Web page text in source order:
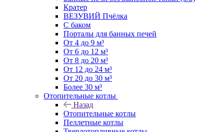
Кратер
ВЕЗУВИЙ Пчёлка
С баком
Порталы для банных печей
От 4 до 9 м³
От 6 до 12 м³
От 8 до 20 м³
От 12 до 24 м³
От 20 до 30 м³
Более 30 м³
Отопительные котлы
Назад
Отопительные котлы
Пеллетные котлы